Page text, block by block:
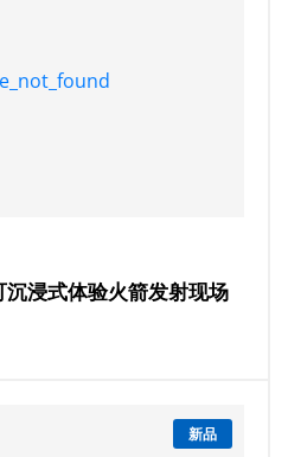
浸式体验火箭发射现场
新品